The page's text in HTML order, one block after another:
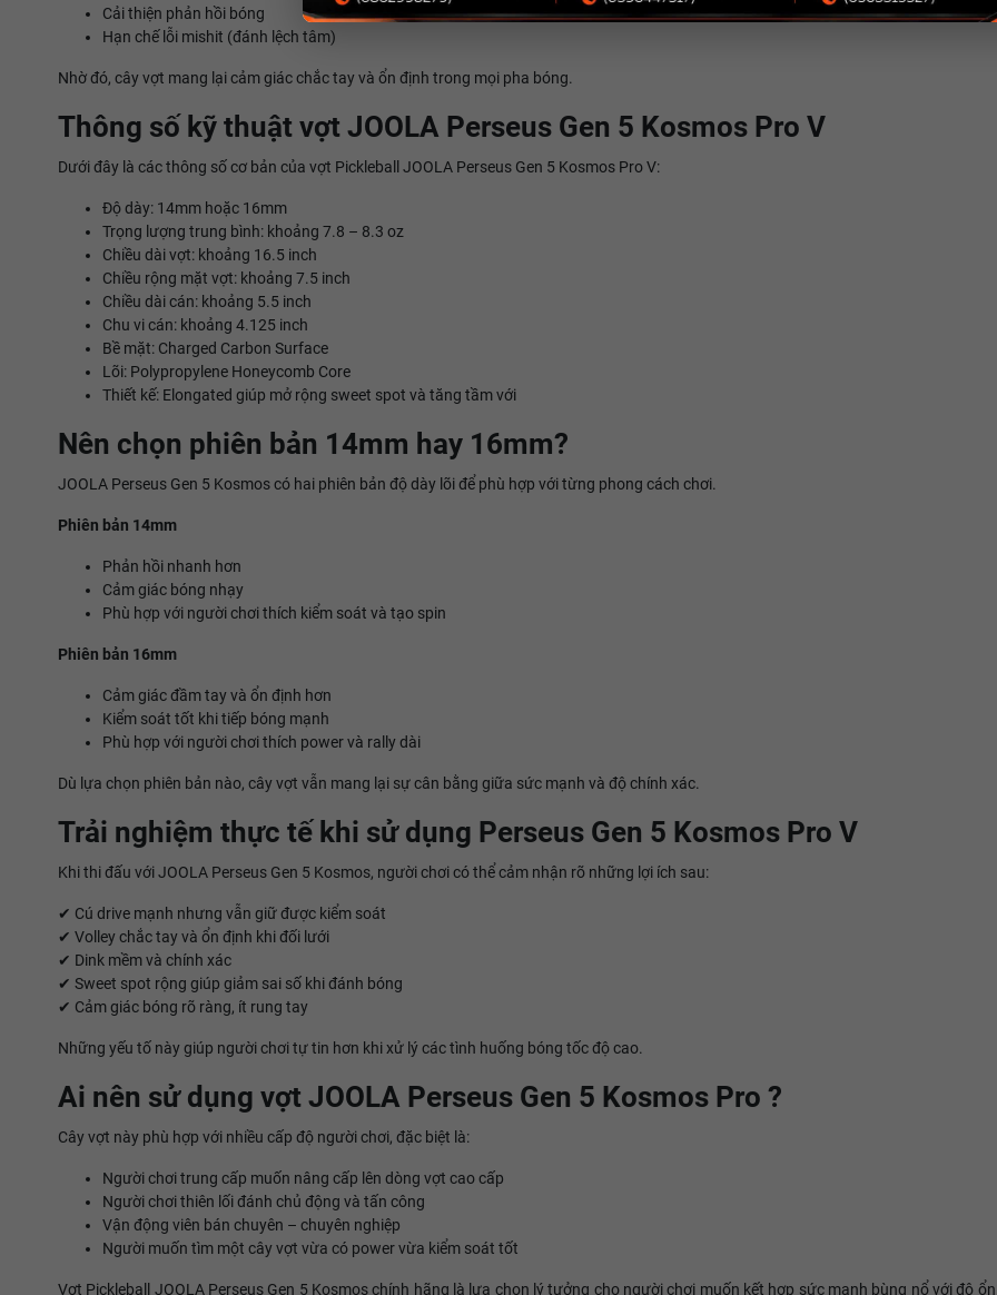
Cải thiện phản hồi bóng
Hạn chế lỗi mishit (đánh lệch tâm)
Nhờ đó, cây vợt mang lại cảm giác chắc tay và ổn định trong mọi pha bóng.
Thông số kỹ thuật vợt JOOLA Perseus Gen 5 Kosmos Pro V
Dưới đây là các thông số cơ bản của vợt Pickleball JOOLA Perseus Gen 5 Kosmos Pro V:
Độ dày: 14mm hoặc 16mm
Trọng lượng trung bình: khoảng 7.8 – 8.3 oz
Chiều dài vợt: khoảng 16.5 inch
Chiều rộng mặt vợt: khoảng 7.5 inch
Chiều dài cán: khoảng 5.5 inch
Chu vi cán: khoảng 4.125 inch
Bề mặt: Charged Carbon Surface
Lõi: Polypropylene Honeycomb Core
Thiết kế: Elongated giúp mở rộng sweet spot và tăng tầm với
Nên chọn phiên bản 14mm hay 16mm?
JOOLA Perseus Gen 5 Kosmos có hai phiên bản độ dày lõi để phù hợp với từng phong cách chơi.
Phiên bản 14mm
Phản hồi nhanh hơn
Cảm giác bóng nhạy
Phù hợp với người chơi thích kiểm soát và tạo spin
Phiên bản 16mm
Cảm giác đầm tay và ổn định hơn
Kiểm soát tốt khi tiếp bóng mạnh
Phù hợp với người chơi thích power và rally dài
Dù lựa chọn phiên bản nào, cây vợt vẫn mang lại sự cân bằng giữa sức mạnh và độ chính xác.
Trải nghiệm thực tế khi sử dụng Perseus Gen 5 Kosmos Pro V
Khi thi đấu với JOOLA Perseus Gen 5 Kosmos, người chơi có thể cảm nhận rõ những lợi ích sau:
✔ Cú drive mạnh nhưng vẫn giữ được kiểm soát
✔ Volley chắc tay và ổn định khi đối lưới
✔ Dink mềm và chính xác
✔ Sweet spot rộng giúp giảm sai số khi đánh bóng
✔ Cảm giác bóng rõ ràng, ít rung tay
Những yếu tố này giúp người chơi tự tin hơn khi xử lý các tình huống bóng tốc độ cao.
Ai nên sử dụng vợt JOOLA Perseus Gen 5 Kosmos Pro ?
Cây vợt này phù hợp với nhiều cấp độ người chơi, đặc biệt là:
Người chơi trung cấp muốn nâng cấp lên dòng vợt cao cấp
Người chơi thiên lối đánh chủ động và tấn công
Vận động viên bán chuyên – chuyên nghiệp
Người muốn tìm một cây vợt vừa có power vừa kiểm soát tốt
Vợt Pickleball JOOLA Perseus Gen 5 Kosmos chính hãng là lựa chọn lý tưởng cho người chơi muốn kết hợp sức mạnh bùng nổ với độ